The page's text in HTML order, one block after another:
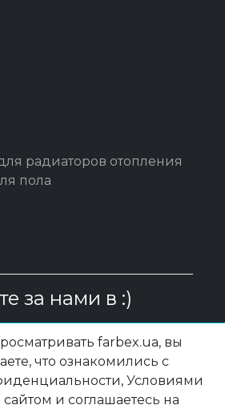
радиаторов отопления
пола
за нами в :)
"ПП "ПОЛИСАН"| farbex.ua
farbex.ua, вы
что ознакомились с
Условиями
и соглашаетесь на